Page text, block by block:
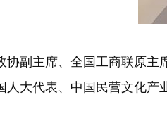
协副主席、全国工商联原主
人大代表、中国民营文化